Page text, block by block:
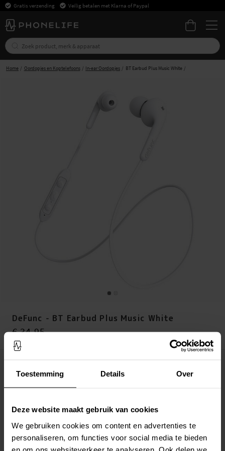
Toestemming Details Over
Deze website maakt gebruik van cookies
We gebruiken cookies om content en advertenties te
personaliseren, om functies voor social media te bieden
en om ons websiteverkeer te analyseren. Ook delen we
Gratis verzending Veilig betalen met Klarna of Paypal
Home Oordopjes en Koptelefoons In-ear Oordopjes BT Earbud Plus Music White
DeFunc - BT Earbud Plus Music White
Prijs:€ 34,95
€ 34,95
Altijd gratis verzending
Snelle levering met DHL, Budbee of Postnord
Verstuurd vanuit ons magazijn in Zweden